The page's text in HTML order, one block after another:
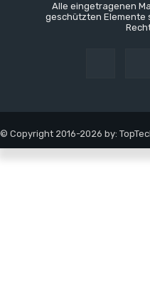
Alle eingetragenen
geschützten Elemente
© Copyright 2016-2026 by: